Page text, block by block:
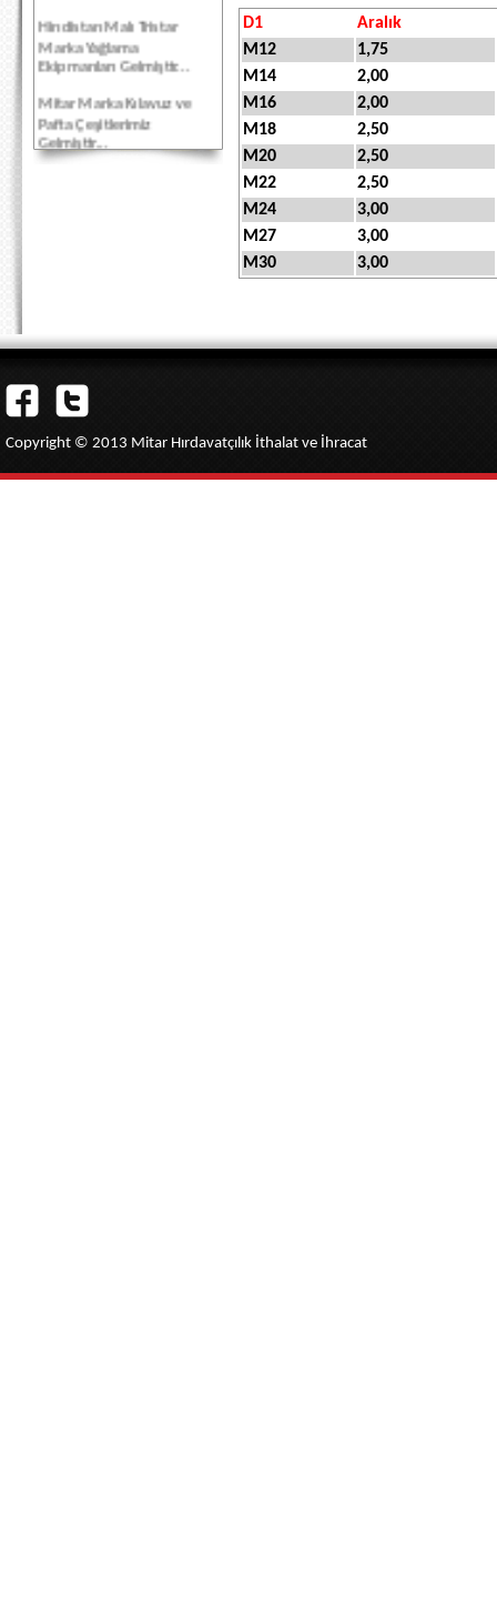
Hindistan Malı Tristar
Marka Yağlama
Ekipmanları Gelmiştir...
Mitar Marka Kılavuz ve
Pafta Çeşitlerimiz
Gelmiştir...
D1
Aralık
M12
1,75
M14
2,00
M16
2,00
M18
2,50
M20
2,50
M22
2,50
M24
3,00
M27
3,00
M30
3,00
Copyright © 2013 Mitar Hırdavatçılık İthalat ve İhracat